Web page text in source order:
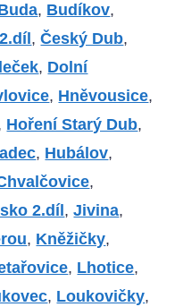
, Budíkov,
,Český Dub,
, Dolní
, Hněvousice,
Hoření Starý Dub,
, Hubálov,
,
2.díl ,Jivina,
, Kněžičky,
, Lhotice,
, Loukovičky,